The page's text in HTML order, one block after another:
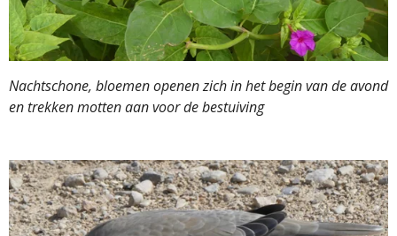
Nachtschone, bloemen openen zich in het begin van de avond
en trekken motten aan voor de bestuiving